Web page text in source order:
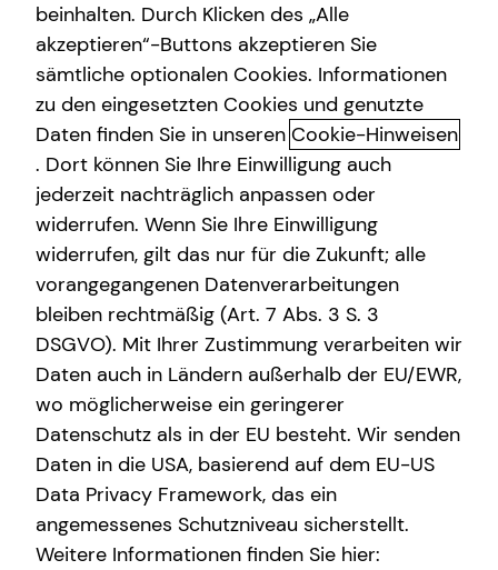
Gewerbliche Versicherungen
Arbeitskraftabsicherung
Kindervorsorge
Sach- und Vermögenssicherung
Expat
Arbeitskraftabsicherung: Warum
deine Arbeitskraft geschützt
werden sollte
Einen wertvollen Gegenstand, das eigene Auto oder die
Wohnung versichern? Klingt logisch. Aber auch die eigene
Arbeitskraft sollten erwerbstätige Menschen finanziell
absichern. Hast du schon einmal darüber nachgedacht,
was passieren würde, wenn du aus gesundheitlichen
Gründen nicht mehr arbeiten könntest? Dieses Risiko ist
viel höher, als die meisten vermuten. Jede vierte Person
ist im Laufe ihres Berufslebens von Erwerbs- oder gar
Berufsunfähigkeit bedroht. Ein schlimmer Unfall oder eine
schwere Krankheit – und schon ist nichts mehr, wie es
war. Deshalb ist die individuelle Arbeitskraftabsicherung
so wichtig für dich.
beinhalten. Durch Klicken des „Alle
akzeptieren“-Buttons akzeptieren Sie
sämtliche optionalen Cookies. Informationen
zu den eingesetzten Cookies und genutzte
Daten finden Sie in unseren Cookie-Hinweisen
. Dort können Sie Ihre Einwilligung auch
jederzeit nachträglich anpassen oder
widerrufen. Wenn Sie Ihre Einwilligung
widerrufen, gilt das nur für die Zukunft; alle
vorangegangenen Datenverarbeitungen
bleiben rechtmäßig (Art. 7 Abs. 3 S. 3
DSGVO). Mit Ihrer Zustimmung verarbeiten wir
Daten auch in Ländern außerhalb der EU/EWR,
wo möglicherweise ein geringerer
Datenschutz als in der EU besteht. Wir senden
Daten in die USA, basierend auf dem EU-US
Data Privacy Framework, das ein
angemessenes Schutzniveau sicherstellt.
Weitere Informationen finden Sie hier: